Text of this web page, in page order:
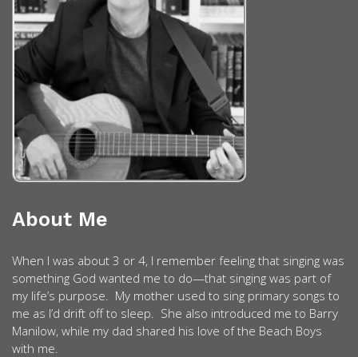
About Me
When I was about 3 or 4, I remember feeling that singing was
something God wanted me to do—that singing was part of
my life’s purpose. My mother used to sing primary songs to
me as I’d drift off to sleep. She also introduced me to Barry
Manilow, while my dad shared his love of the Beach Boys
with me.